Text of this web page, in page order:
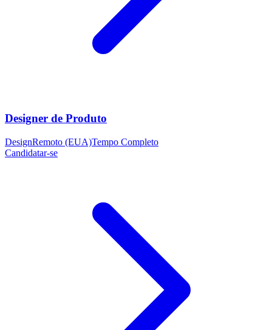
Designer de Produto
DesignRemoto (EUA)Tempo Completo
Candidatar-se